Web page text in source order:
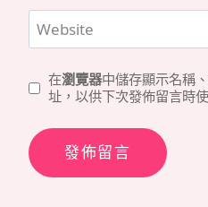
Website
在瀏覽器中儲存顯示名稱
址，以供下次發佈留言時